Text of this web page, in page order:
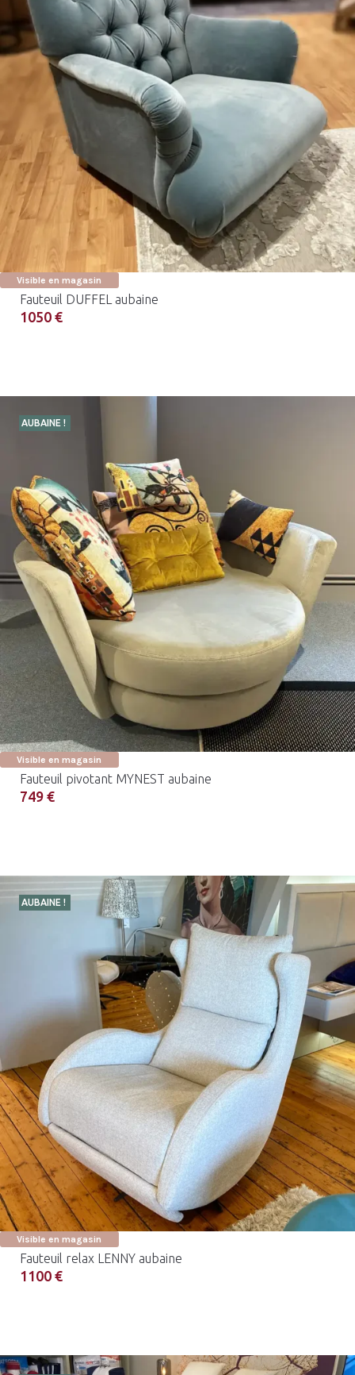
Visible en magasin
Fauteuil DUFFEL aubaine
1050 €
AUBAINE !
Visible en magasin
Fauteuil pivotant MYNEST aubaine
749 €
AUBAINE !
Visible en magasin
Fauteuil relax LENNY aubaine
1100 €